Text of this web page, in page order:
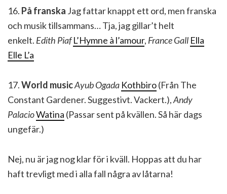
16. På franska Jag fattar knappt ett ord, men franska
och musik tillsammans… Tja, jag gillar’t helt
enkelt. Edith Piaf L’Hymne à l’amour, France Gall Ella
Elle L’a
17.World musicAyub Ogada Kothbiro(Från The
Constant Gardener. Suggestivt. Vackert.),Andy
PalacioWatina (Passar sent på kvällen. Så här dags
ungefär.)
Nej, nu är jag nog klar för i kväll. Hoppas att du har
haft trevligt med i alla fall några av låtarna!